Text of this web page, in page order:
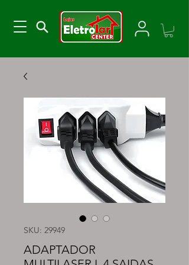
SKU: 29949
ADAPTADOR